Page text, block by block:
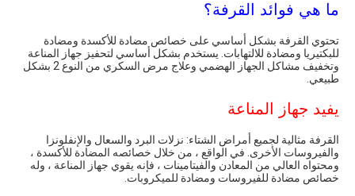
ما هي فوائد القرفة؟
تحتوي القرفة بشكل أساسي على خصائص مضادة للأكسدة ومضادة
للبكتيريا ومضادة للالتهابات. يستخدم بشكل أساسي لتحفيز جهاز المناعة
وتخفيف مشاكل الجهاز الهضمي وعلاج مرض السكري من النوع 2 بشكل
طبيعي.
يفيد جهاز المناعة
القرفة مثالية لجميع أمراض الشتاء: نزلات البرد والسعال والإنفلونزا
والفيروسات الأخرى. في الواقع ، من خلال خصائصه المضادة للأكسدة ،
ومحتواه العالي من المعادن والفيتامينات ، فإنه يقوي جهاز المناعة ، وله
خصائص مضادة للفيروسات ومضادة للميكروبات.